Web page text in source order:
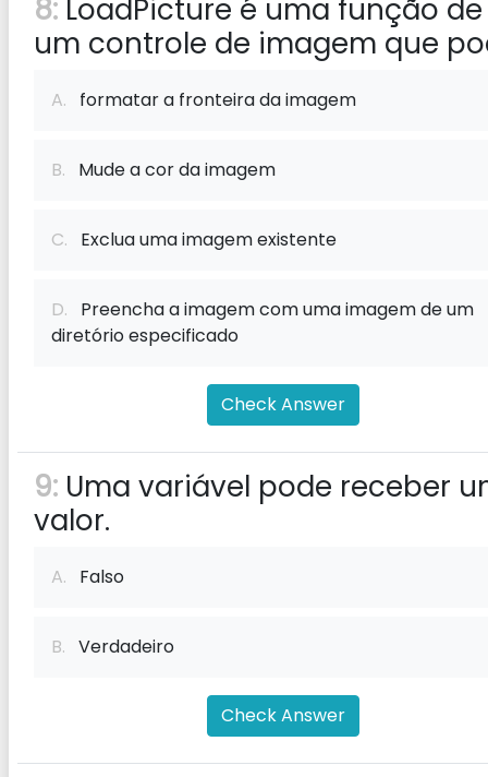
8: LoadPicture é uma função de
um controle de imagem que
A. formatar a fronteira da imagem
B. Mude a cor da imagem
C. Exclua uma imagem existente
D. Preencha a imagem com uma imagem de um
diretório especificado
Check Answer
9: Uma variável pode receber
valor.
A. Falso
B. Verdadeiro
Check Answer